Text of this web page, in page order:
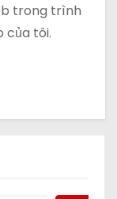
trong trình
của tôi.